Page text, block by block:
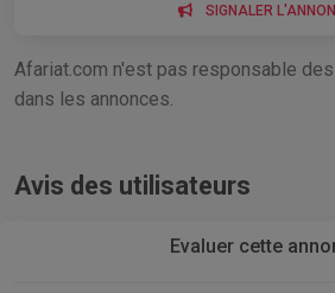
SIGNALER
Afariat.com n'est pas responsable
dans les annonces.
Avis des utilisateurs
Evaluer cette